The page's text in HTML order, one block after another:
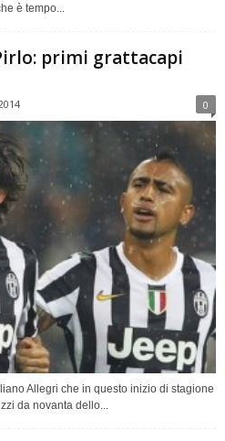
è tempo...
primi grattacapi
0
Allegri che in questo inizio di stagione
da novanta dello...